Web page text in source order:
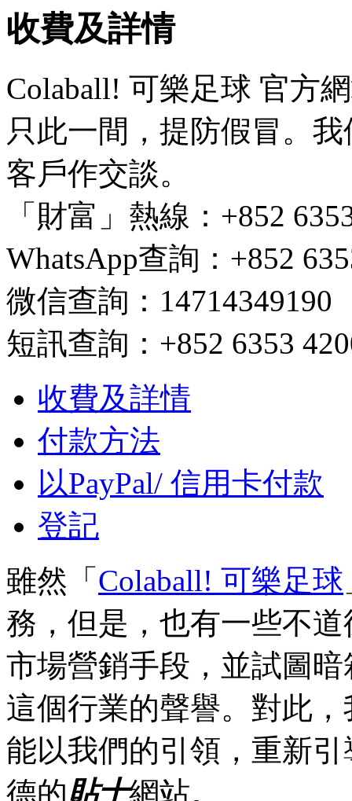
收費及詳情
Colaball! 可樂足球 官方
只此一間，提防假冒。
客戶作交談。
「財富」熱線：+852
WhatsApp查詢：+852
微信查詢：14714349190
短訊查詢：+852 6353
收費及詳情
付款方法
以PayPal/ 信用卡付款
登記
雖然「 Colaball! 可樂足球
務，但是，也有一些不道
市場營銷手段，並試圖
這個行業的聲譽。對此
能以我們的引領，重新
德的貼士網站。